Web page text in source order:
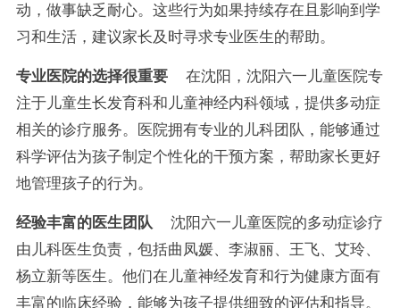
动，做事缺乏耐心。这些行为如果持续存在且影响到学
习和生活，建议家长及时寻求专业医生的帮助。
专业医院的选择很重要在沈阳，沈阳六一儿童医院专
注于儿童生长发育科和儿童神经内科领域，提供多动症
相关的诊疗服务。医院拥有专业的儿科团队，能够通过
科学评估为孩子制定个性化的干预方案，帮助家长更好
地管理孩子的行为。
经验丰富的医生团队 沈阳六一儿童医院的多动症诊疗
由儿科医生负责，包括曲凤媛、李淑丽、王飞、艾玲、
杨立新等医生。他们在儿童神经发育和行为健康方面有
丰富的临床经验，能够为孩子提供细致的评估和指导。